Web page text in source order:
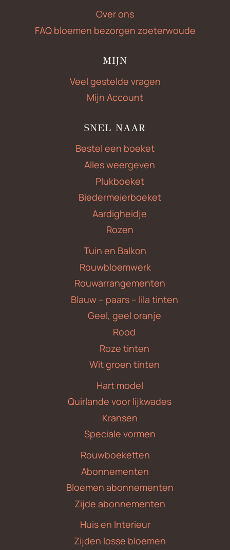
Over ons
FAQ bloemen bezorgen zoeterwoude
MIJN
Veel gestelde vragen
Mijn Account
SNEL NAAR
Bestel een boeket
Alles weergeven
Plukboeket
Biedermeierboeket
Aardigheidje
Rozen
Tuin en Balkon
Rouwbloemwerk
Rouwarrangementen
Blauw – paars – lila tinten
Geel, geel oranje
Rood
Roze tinten
Wit groen tinten
Hart model
Quirlande voor lijkwades
Kransen
Speciale vormen
Rouwboeketten
Abonnementen
Bloemen abonnementen
Zijde abonnementen
Huis en Interieur
Zijden losse bloemen